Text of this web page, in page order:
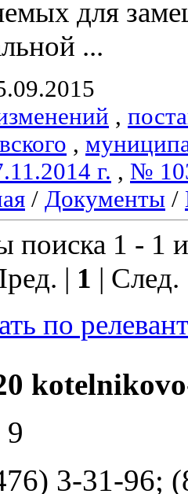
для
...
,
,
г. , №
/ Документы /
поиска 1 - 1
| 1 |
по
3-31-96;